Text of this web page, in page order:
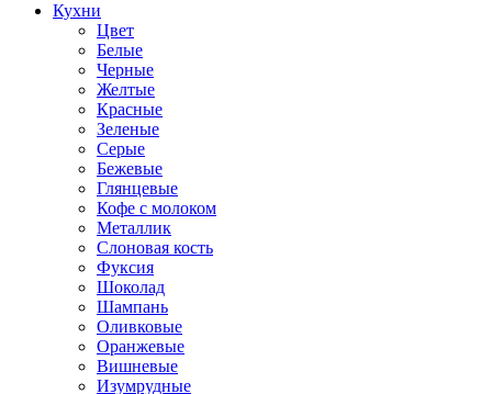
Кухни
Цвет
Белые
Черные
Желтые
Красные
Зеленые
Серые
Бежевые
Глянцевые
Кофе с молоком
Металлик
Слоновая кость
Фуксия
Шоколад
Шампань
Оливковые
Оранжевые
Вишневые
Изумрудные